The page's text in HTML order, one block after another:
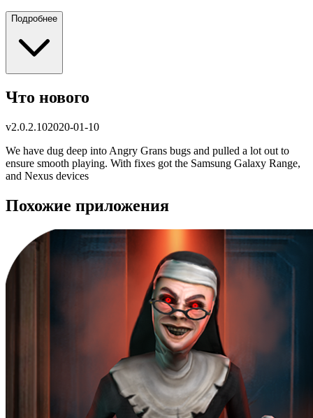
Подробнее
Что нового
v2.0.2.102020-01-10
We have dug deep into Angry Grans bugs and pulled a lot out to
ensure smooth playing. With fixes got the Samsung Galaxy Range,
and Nexus devices
Похожие приложения